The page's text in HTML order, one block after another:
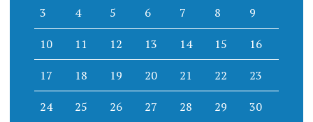
3 4 5 6 7 8 9
10 11 12 13 14 15 16
17 18 19 20 21 22 23
24 25 26 27 28 29 30